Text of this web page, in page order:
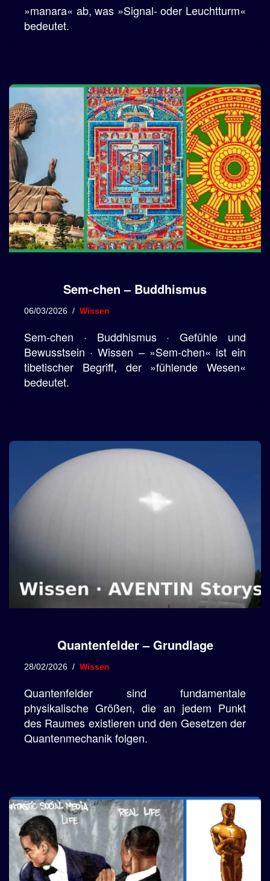
»manara« ab, was »Signal- oder Leuchtturm«
bedeutet.
Sem-chen – Buddhismus
06/03/2026 Wissen
Sem-chen · Buddhismus · Gefühle und
Bewusstsein · Wissen – »Sem-chen« ist ein
tibetischer Begriff, der »fühlende Wesen«
bedeutet.
Quantenfelder – Grundlage
28/02/2026 Wissen
Quantenfelder sind fundamentale
physikalische Größen, die an jedem Punkt
des Raumes existieren und den Gesetzen der
Quantenmechanik folgen.